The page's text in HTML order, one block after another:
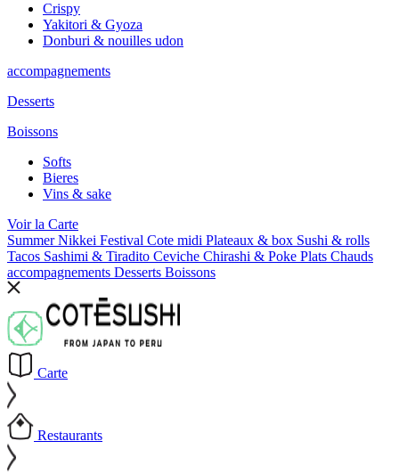
Crispy
Yakitori & Gyoza
Donburi & nouilles udon
accompagnements
Desserts
Boissons
Softs
Bieres
Vins & sake
Voir la Carte
Summer Nikkei Festival Cote midi Plateaux & box Sushi & rolls
Tacos Sashimi & Tiradito Ceviche Chirashi & Poke Plats Chauds
accompagnements Desserts Boissons
Carte
Restaurants